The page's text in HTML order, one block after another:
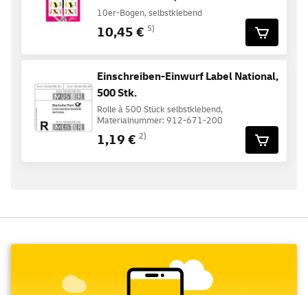
10er-Bogen, selbstklebend
10,45 € 5)
Einschreiben-Einwurf Label National,
500 Stk.
Rolle à 500 Stück selbstklebend,
Materialnummer: 912-671-200
1,19 € 2)